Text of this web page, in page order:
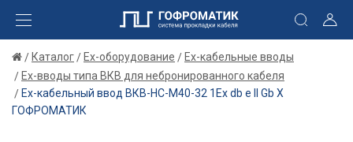
Каталог Ex-оборудование
Ex-кабельные вводы
Ex-вводы типа ВКВ для небронированного кабеля
Ех-кабельный ввод ВКВ-НС-М40-32 1Ex db e II Gb X
ГОФРОМАТИК